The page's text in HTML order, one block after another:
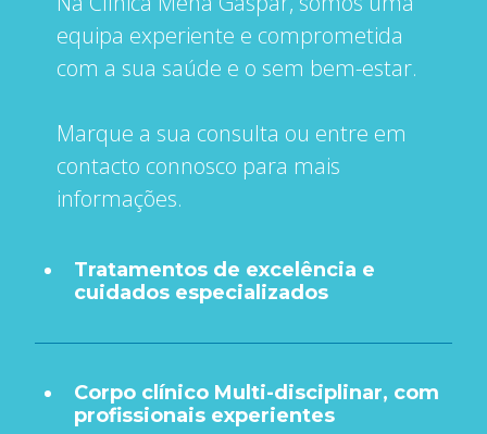
equipa experiente e comprometida
com a sua saúde e o sem bem-estar.
Marque a sua consulta ou entre em
contacto connosco para mais
informações.
Tratamentos de excelência e
cuidados especializados
Corpo clínico Multi-disciplinar, com
profissionais experientes